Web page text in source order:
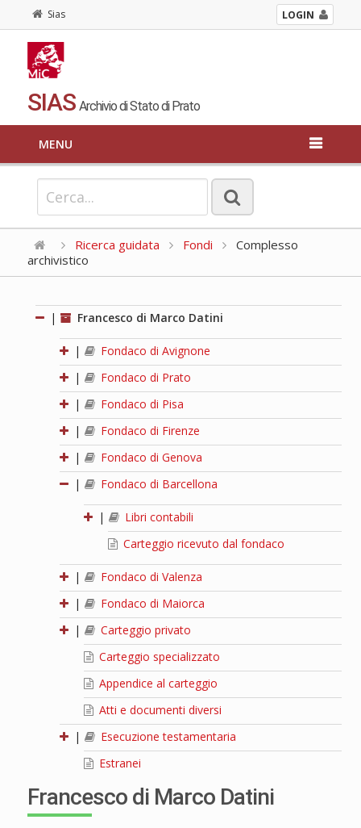
Sias LOGIN
SIAS Archivio di Stato di Prato
MENU
Ricerca guidata Fondi
Complesso
archivistico
| Francesco di Marco Datini
|
Fondaco di Avignone
|
Fondaco di Prato
|
Fondaco di Pisa
|
Fondaco di Firenze
|
Fondaco di Genova
|
Fondaco di Barcellona
|
Libri contabili
Carteggio ricevuto dal fondaco
|
Fondaco di Valenza
|
Fondaco di Maiorca
|
Carteggio privato
Carteggio specializzato
Appendice al carteggio
Atti e documenti diversi
|
Esecuzione testamentaria
Estranei
Francesco di Marco Datini